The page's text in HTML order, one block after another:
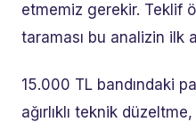
etmemiz gerekir. Teklif
taraması bu analizin ilk
15.000 TL bandındaki
ağırlıklı teknik